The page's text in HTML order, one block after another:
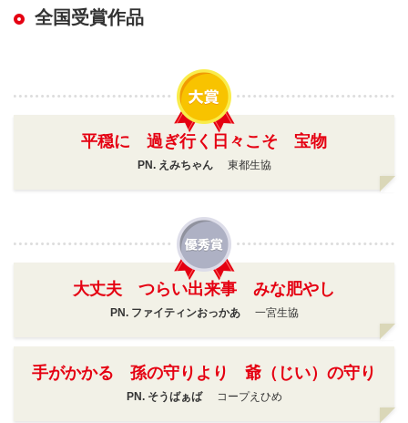
全国受賞作品
平穏に 過ぎ行く日々こそ 宝物
PN. えみちゃん 東都生協
大丈夫 つらい出来事 みな肥やし
PN. ファイティンおっかあ 一宮生協
手がかかる 孫の守りより 爺（じい）の守り
PN. そうばぁば コープえひめ